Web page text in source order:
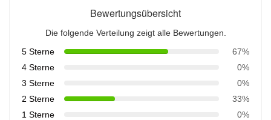
Bewertungsübersicht
Die folgende Verteilung zeigt alle Bewertungen.
5 Sterne
67%
4 Sterne
0%
3 Sterne
0%
2 Sterne
33%
1 Sterne
0%